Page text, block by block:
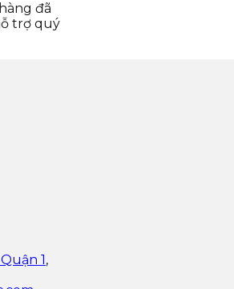
đã
trợ quý
1 ,